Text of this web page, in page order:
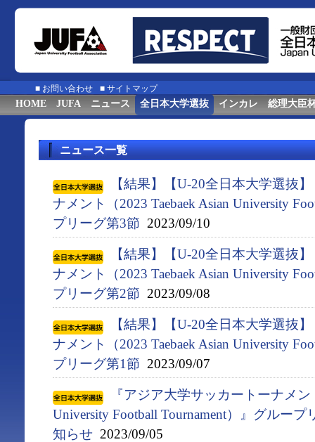
■ お問い合わせ ■ サイトマップ
HOME JUFA ニュース 全日本大学選抜 インカレ 総理大臣
ニュース一覧
【結果】【U-20全日本大学選抜
ナメント（2023 Taebaek Asian University
プリーグ第3節 2023/09/10
【結果】【U-20全日本大学選抜
ナメント（2023 Taebaek Asian University
プリーグ第2節 2023/09/08
【結果】【U-20全日本大学選抜
ナメント（2023 Taebaek Asian University
プリーグ第1節 2023/09/07
『アジア⼤学サッカートーナメン
University Football Tournament）』グルー
知らせ 2023/09/05